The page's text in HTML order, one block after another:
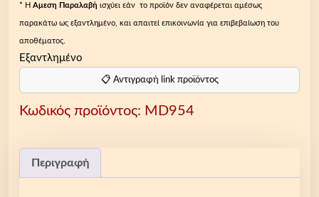
* Η Aμεση Παραλαβή ισχύει εάν το προϊόν δεν αναφέρεται αμέσως
παρακάτω ως εξαντλημένο, και απαιτεί επικοινωνία για επιβεβαίωση του
αποθέματος.
Εξαντλημένο
📋 Αντιγραφή link προϊόντος
Κωδικός προϊόντος: MD954
Περιγραφή